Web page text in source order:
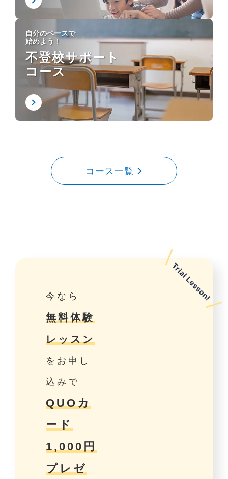
自分のペースで
始めよう！
不登校サポート
コース
コース一覧
今なら
無料体験
レッスン
をお申し
込みで
QUOカ
ード
1,000円
プレゼ